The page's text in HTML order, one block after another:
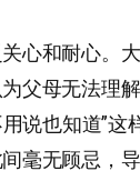
心和耐心。
父母无法理
说也知道”这
毫无顾忌，